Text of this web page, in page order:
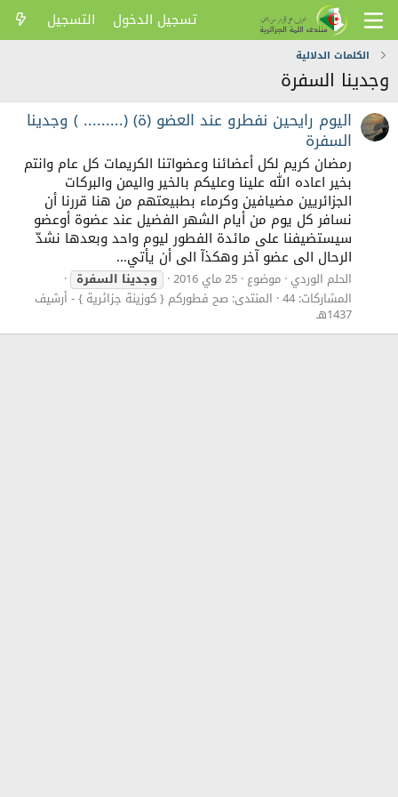
تسجيل الدخول التسجيل
الكلمات الدلالية
وجدينا السفرة
اليوم رايحين نفطرو عند العضو (ة) (......... ) وجدينا
السفرة
رمضان كريم لكل أعضائنا وعضواتنا الكريمات كل عام وانتم
بخير اعاده الله علينا وعليكم بالخير واليمن والبركات
الجزائريين مضيافين وكرماء بطبيعتهم من هنا قررنا أن
نسافر كل يوم من أيام الشهر الفضيل عند عضوة أوعضو
سيستضيفنا على مائدة الفطور ليوم واحد وبعدها نشدّ
الرحال الى عضو آخر وهكذآ الى أن يأتي...
الحلم الوردي موضوع 25 ماي 2016 وجديناالسفرة
المشاركات: 44
المنتدى: صح فطوركم { كوزينة جزائرية } - أرشيف
1437هـ